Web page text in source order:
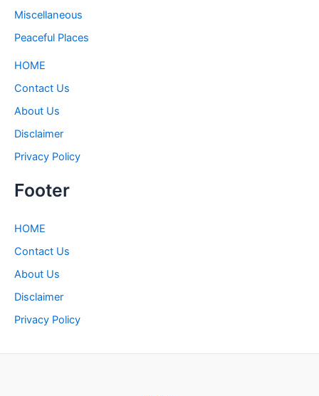
Miscellaneous
Peaceful Places
HOME
Contact Us
About Us
Disclaimer
Privacy Policy
Footer
HOME
Contact Us
About Us
Disclaimer
Privacy Policy